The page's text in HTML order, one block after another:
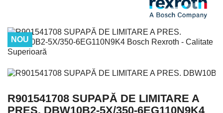
NOU
R901541708 SUPAPĂ DE LIMITARE A
PRES. DBW10B2-5X/350-6EG110N9K4